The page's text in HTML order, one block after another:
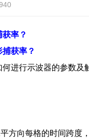
率？
获率？
进行示波器的参数及
向每格的时间跨度